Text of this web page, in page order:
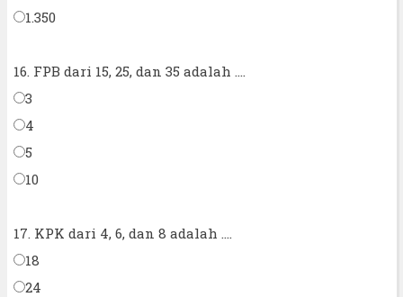
1.350
16. FPB dari 15, 25, dan 35 adalah ....
3
4
5
10
17. KPK dari 4, 6, dan 8 adalah ....
18
24